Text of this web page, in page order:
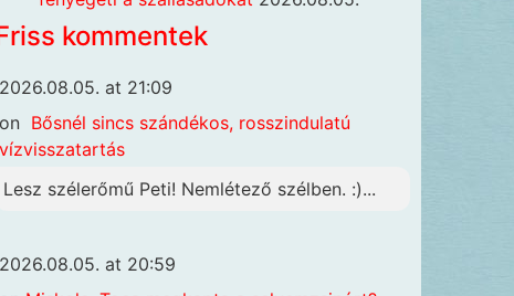
kommentek
2026.08.05. at 21:09
on Bősnél sincs szándékos, rosszindulatú
vízvisszatartás
Lesz szélerőmű Peti! Nemlétező szélben. :)...
2026.08.05. at 20:59